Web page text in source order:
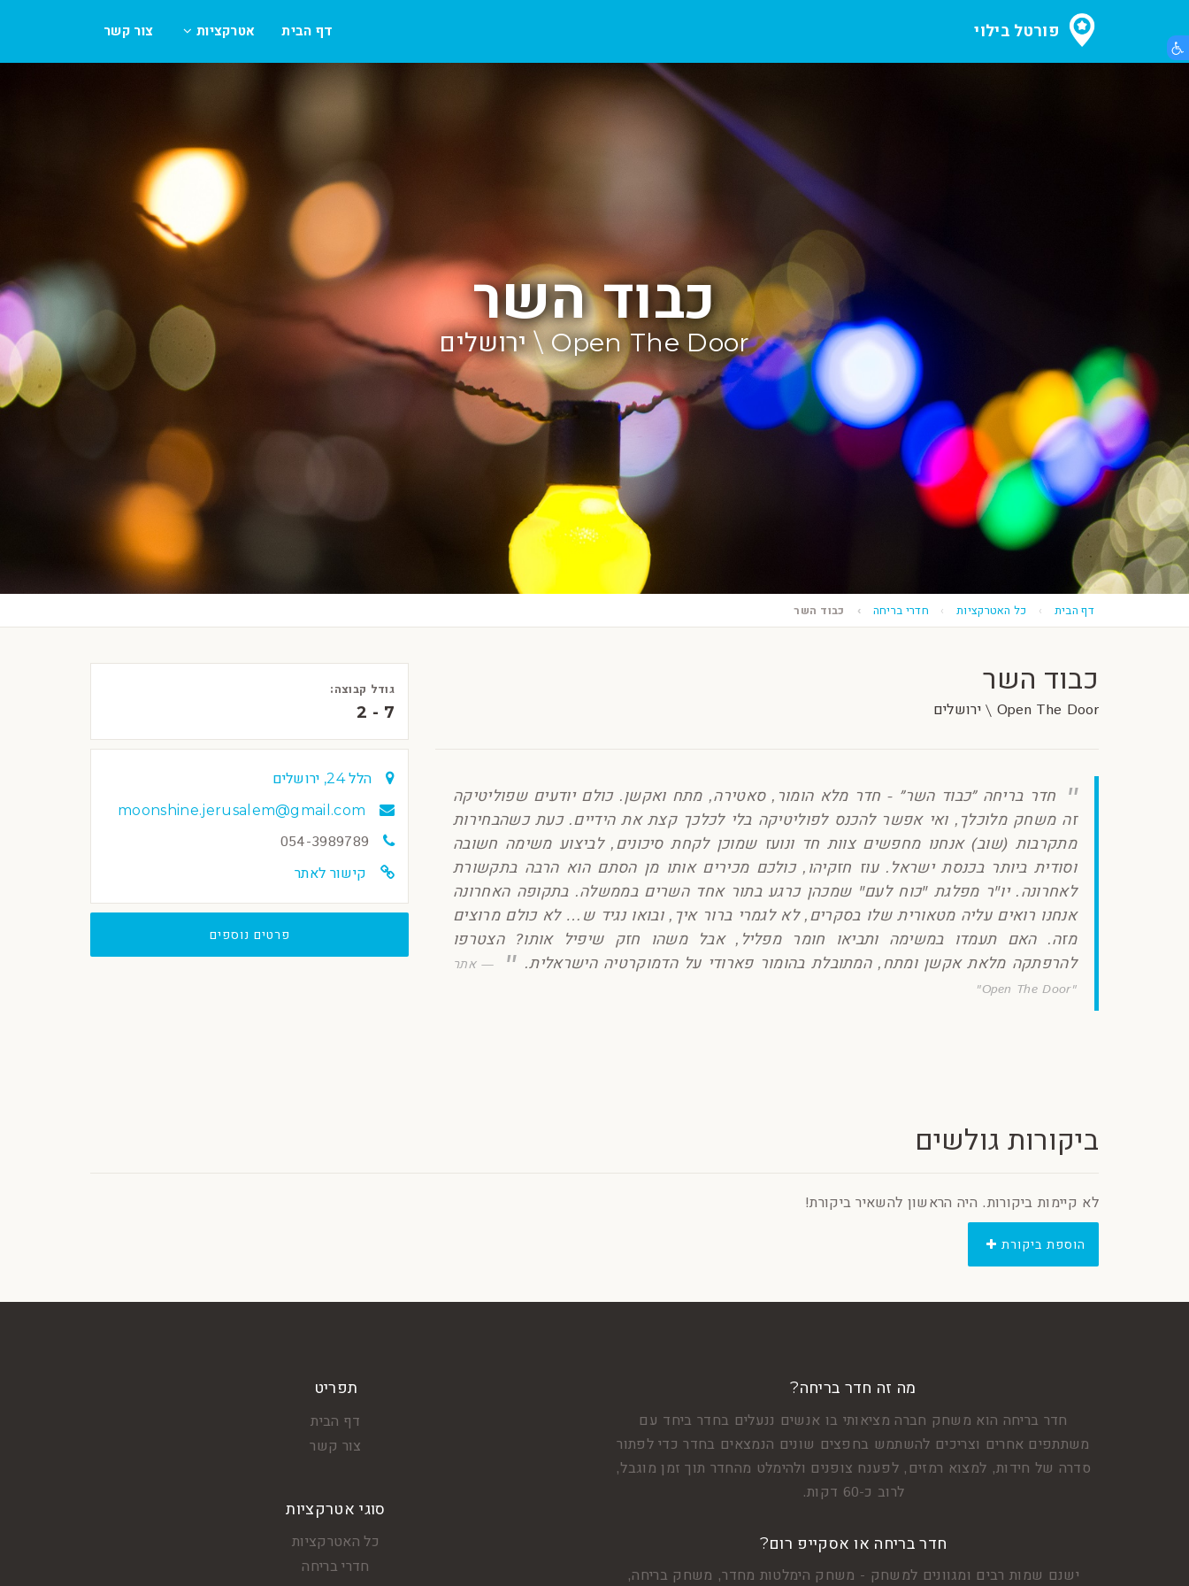
פורטל בילוי דף הבית אטרקציות צור קשר
כבוד השר
Open The Door \ ירושלים
דף הבית כל האטרקציות חדרי בריחה כבוד השר
כבוד השר
Open The Door \ ירושלים
חדר בריחה ״כבוד השר״ - חדר מלא הומור, סאטירה, מתח ואקשן. כולם יודעים שפוליטיקה
זה משחק מלוכלך, ואי אפשר להכנס לפוליטיקה בלי לכלכך קצת את הידיים. כעת כשהבחירות
מתקרבות (שוב) אנחנו מחפשים צוות חד ונועז שמוכן לקחת סיכונים, לביצוע משימה חשובה
וסודית ביותר בכנסת ישראל. עוז חזקיהו, כולכם מכירים אותו מן הסתם הוא הרבה בתקשורת
לאחרונה. יו"ר מפלגת "כוח לעם" שמכהן כרגע בתור אחד השרים בממשלה. בתקופה האחרונה
אנחנו רואים עליה מטאורית שלו בסקרים, לא לגמרי ברור איך, ובואו נגיד ש… לא כולם מרוצים
מזה. האם תעמדו במשימה ותביאו חומר מפליל, אבל משהו חזק שיפיל אותו? הצטרפו
להרפתקה מלאת אקשן ומתח, המתובלת בהומור פארודי על הדמוקרטיה הישראלית.
אתר
"Open The Door"
גודל קבוצה:
2 - 7
הלל 24, ירושלים
moonshine.jerusalem@gmail.com
054-3989789
קישור לאתר
פרטים נוספים
ביקורות גולשים
לא קיימות ביקורות. היה הראשון להשאיר ביקורת!
הוספת ביקורת
מה זה חדר בריחה?
חדר בריחה הוא משחק חברה מציאותי בו אנשים ננעלים בחדר ביחד עם
משתתפים אחרים וצריכים להשתמש בחפצים שונים הנמצאים בחדר כדי לפתור
סדרה של חידות, למצוא רמזים, לפענח צופנים ולהימלט מהחדר תוך זמן מוגבל,
לרוב כ-60 דקות.
חדר בריחה או אסקייפ רום?
ישנם שמות רבים ומגוונים למשחק - משחק הימלטות מחדר, משחק בריחה,
תפריט
דף הבית
צור קשר
סוגי אטרקציות
כל האטרקציות
חדרי בריחה
הצג תפריט נגישות